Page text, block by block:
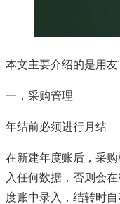
本文主要介绍的是用
一，采购管理
年结前必须进行月结
在新建年度账后，采
入任何数据，否则会
度账中录入，结转时